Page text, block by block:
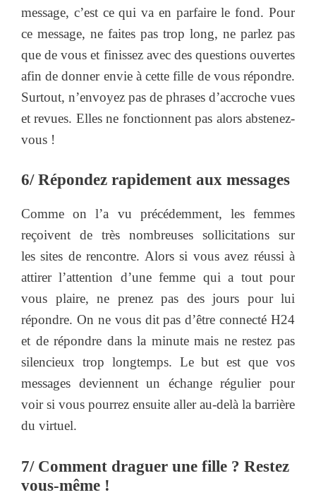
message, c’est ce qui va en parfaire le fond. Pour
ce message, ne faites pas trop long, ne parlez pas
que de vous et finissez avec des questions ouvertes
afin de donner envie à cette fille de vous répondre.
Surtout, n’envoyez pas de phrases d’accroche vues
et revues. Elles ne fonctionnent pas alors abstenez-
vous !
6/ Répondez rapidement aux messages
Comme on l’a vu précédemment, les femmes
reçoivent de très nombreuses sollicitations sur
les sites de rencontre. Alors si vous avez réussi à
attirer l’attention d’une femme qui a tout pour
vous plaire, ne prenez pas des jours pour lui
répondre. On ne vous dit pas d’être connecté H24
et de répondre dans la minute mais ne restez pas
silencieux trop longtemps. Le but est que vos
messages deviennent un échange régulier pour
voir si vous pourrez ensuite aller au-delà la barrière
du virtuel.
7/ Comment draguer une fille ? Restez
vous-même !